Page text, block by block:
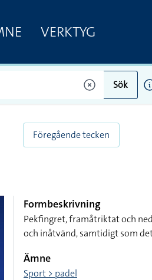
VERKTYG
Sök
Föregående tecken
Formbeskrivning
Pekfingret, framåtriktat och
och inåtvänd, samtidigt som
Ämne
Sport > padel